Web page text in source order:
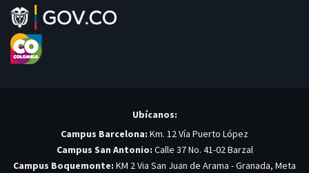
Ubícanos:
Campus Barcelona: Km. 12 Vía Puerto López
Campus San Antonio: Calle 37 No. 41-02 Barzal
Campus Boquemonte: KM 2 Via San Juan de Arama - Granada, Meta